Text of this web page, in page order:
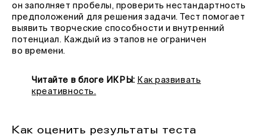
он заполняет пробелы, проверить нестандартность
предположений для решения задачи. Тест помогает
выявить творческие способности и внутренний
потенциал. Каждый из этапов не ограничен
во времени.
Читайте в блоге ИКРЫ: Как развивать
креативность.
Как оценить результаты теста